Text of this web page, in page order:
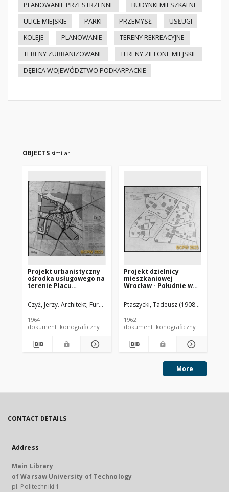
PLANOWANIE PRZESTRZENNE
BUDYNKI MIESZKALNE
ULICE MIEJSKIE
PARKI PRZEMYSŁ
USŁUGI
KOLEJE
PLANOWANIE
TERENY REKREACYJNE
TERENY ZURBANIZOWANE
TERENY ZIELONE MIEJSKIE
DĘBICA WOJEWÓDZTWO PODKARPACKIE
OBJECTS similar
Projekt urbanistyczny
ośrodka usługowego na
terenie Placu
Wrocławiu - Konkurs
SARP nr 363 : praca nr
stopnia. Zdj. 1, Plan
ogólny
Czyż, Jerzy. Architekt Furman, Jan (1929-1966). Architekt Józefowicz,
1964
dokument ikonograficzny
Projekt dzielnicy
mieszkaniowej
Wrocław - Południe we
SARP nr 338 : praca nr 5,
III nagroda. Zdj. 3,
Ptaszycki, Tadeusz (1908-1980).
1962
dokument ikonograficzny
More
CONTACT DETAILS
Address
Main Library
of Warsaw University of Technology
pl. Politechniki 1